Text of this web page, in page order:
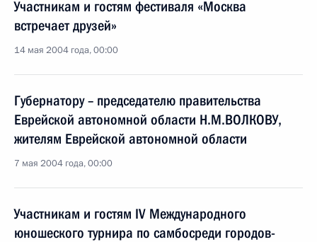
Участникам и гостям фестиваля «Москва
встречает друзей»
14 мая 2004 года, 00:00
Губернатору – председателю правительства
Еврейской автономной области Н.М.ВОЛКОВУ,
жителям Еврейской автономной области
7 мая 2004 года, 00:00
Участникам и гостям IV Международного
юношеского турнира по самбосреди городов-